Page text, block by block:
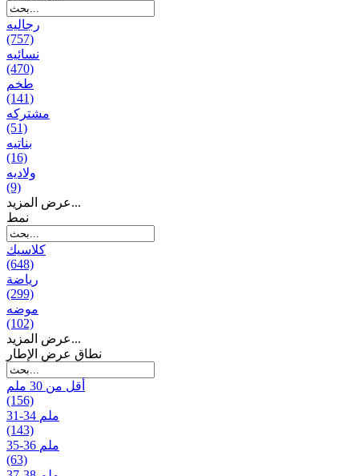
رجالیه
(757)
نسائیه
(470)
طخم
(141)
مشتركه
(51)
بناتیه
(16)
ولادیه
(9)
عرض المزيد...
نمط
كلاسيك
(648)
رياضة
(299)
موضه
(102)
عرض المزيد...
نطاق عرض الإطار
أقل من 30 ملم
(156)
31-34 ملم
(143)
35-36 ملم
(63)